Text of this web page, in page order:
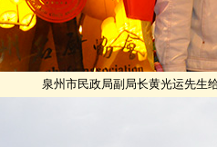
泉州市民政局副局长黄光运先生